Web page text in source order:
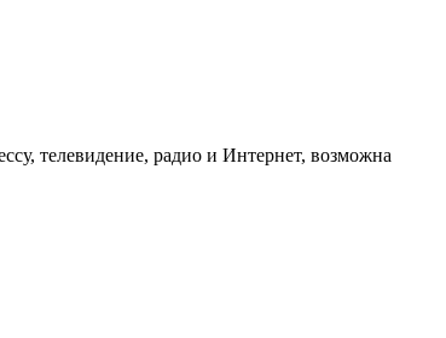
телевидение, радио и Интернет, возможна